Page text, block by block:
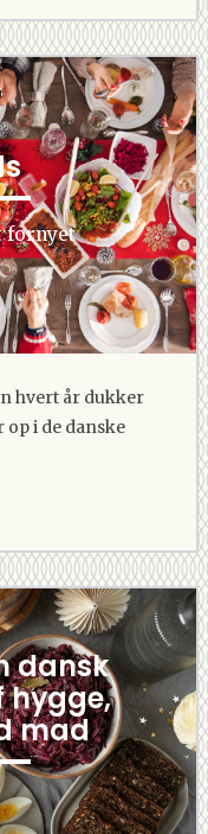
fornyet
hvert år dukker
op i de danske
dansk
mad